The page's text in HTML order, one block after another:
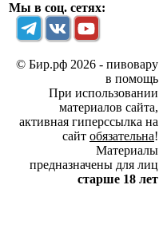
Мы в соц. сетях:
© Бир.рф 2026 - пивовару
в помощь
При использовании
материалов сайта,
активная гиперссылка на
сайт обязательна!
Материалы
предназначены для лиц
старше 18 лет